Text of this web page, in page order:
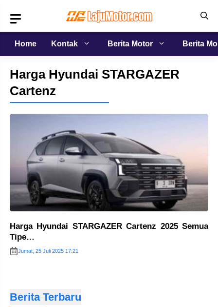
isi
Home
Kontak Berita Motor Berita
Harga Hyundai STARGAZER
Cartenz
Harga Hyundai STARGAZER Cartenz 2025 Semua
Tipe…
Jumat, 25 Juli 2025 17:21
Berita Terbaru